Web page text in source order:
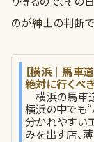
のが紳士の判断で
【横浜｜馬車
絶対に行くべ
横浜の馬車
横浜の中でも
分かれやすい
みを出す店、